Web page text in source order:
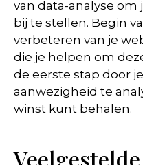
van data-analyse
bij te stellen. Begin
verbeteren van je
die je helpen om
de eerste stap door
aanwezigheid te
winst kunt behalen.